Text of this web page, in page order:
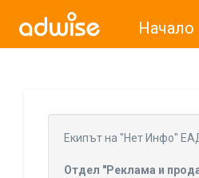
Начало
Уважаеми рекламодатели,
Eкипът на "Нет Инфо"
Отдел "Реклама и